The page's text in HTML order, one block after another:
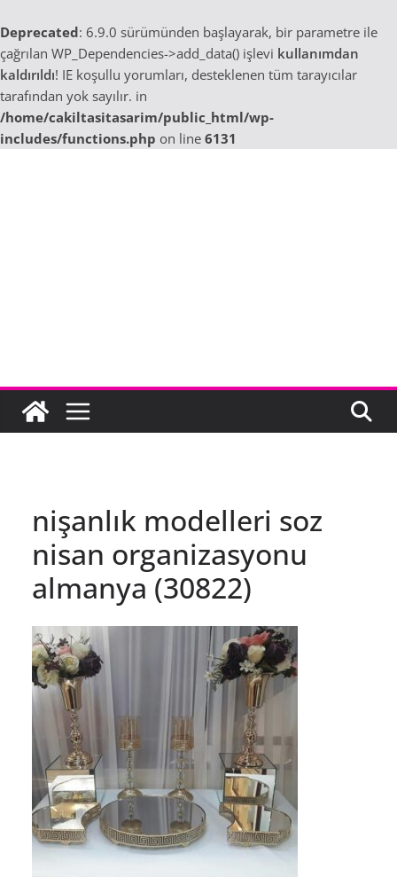
Deprecated: 6.9.0 sürümünden başlayarak, bir parametre ile
çağrılan WP_Dependencies->add_data() işlevi kullanımdan
kaldırıldı! IE koşullu yorumları, desteklenen tüm tarayıcılar
tarafından yok sayılır. in
/home/cakiltasitasarim/public_html/wp-
includes/functions.php on line 6131
nişanlık modelleri soz
nisan organizasyonu
almanya (30822)